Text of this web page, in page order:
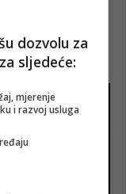
dozvolu za
sljedeće:
mjerenje
i razvoj usluga